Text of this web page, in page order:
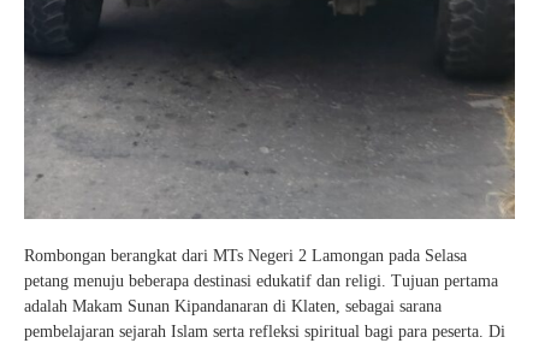
Rombongan berangkat dari MTs Negeri 2 Lamongan pada Selasa
petang menuju beberapa destinasi edukatif dan religi. Tujuan pertama
adalah Makam Sunan Kipandanaran di Klaten, sebagai sarana
pembelajaran sejarah Islam serta refleksi spiritual bagi para peserta. Di